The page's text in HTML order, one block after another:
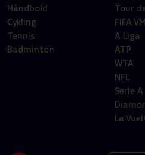
Håndbold
Cykling
Tennis
Badminton
Tour
FIFA
A Liga
ATP
WTA
NFL
Serie A
La